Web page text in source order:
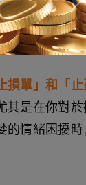
單」和「止
是在你對
情緒困擾